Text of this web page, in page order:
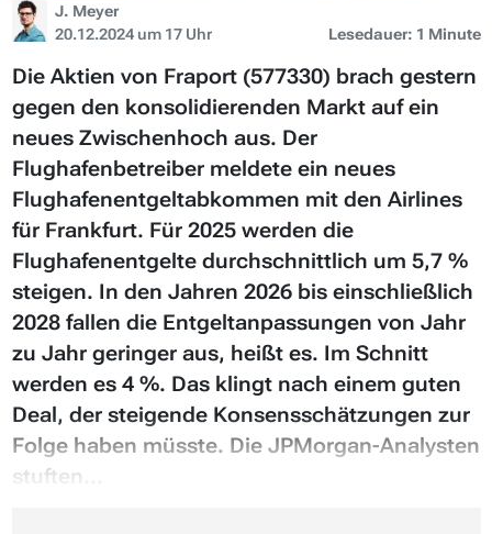
J. Meyer
20.12.2024 um 17 Uhr
Lesedauer: 1 Minute
Die Aktien von Fraport (577330) brach gestern
gegen den konsolidierenden Markt auf ein
neues Zwischenhoch aus. Der
Flughafenbetreiber meldete ein neues
Flughafenentgeltabkommen mit den Airlines
für Frankfurt. Für 2025 werden die
Flughafenentgelte durchschnittlich um 5,7 %
steigen. In den Jahren 2026 bis einschließlich
2028 fallen die Entgeltanpassungen von Jahr
zu Jahr geringer aus, heißt es. Im Schnitt
werden es 4 %. Das klingt nach einem guten
Deal, der steigende Konsensschätzungen zur
Folge haben müsste. Die JPMorgan-Analysten
stuften...